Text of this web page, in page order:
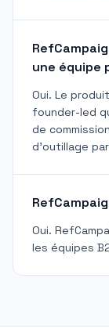
une équipe
Oui. Le
founder-led
de
d'outillage
Oui.
les équipes